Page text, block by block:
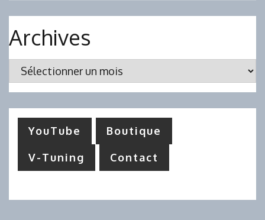
Archives
Archives
YouTube Boutique
V-Tuning Contact